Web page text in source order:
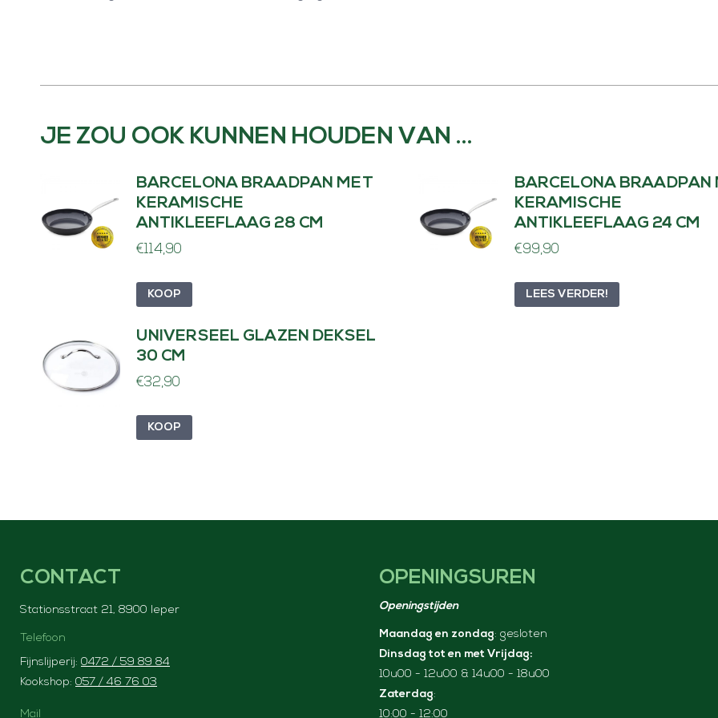
JE ZOU OOK KUNNEN HOUDEN VAN …
BARCELONA BRAADPAN MET
KERAMISCHE
ANTIKLEEFLAAG 28 CM
€114,90
KOOP
BARCELONA BRAADPAN
KERAMISCHE
ANTIKLEEFLAAG 24 CM
€99,90
LEES VERDER!
UNIVERSEEL GLAZEN DEKSEL
30 CM
€32,90
KOOP
CONTACT
Stationsstraat 21, 8900 Ieper
Telefoon
Fijnslijperij: 0472 / 59 89 84
Kookshop: 057 / 46 76 03
Mail
OPENINGSUREN
Openingstijden
Maandag en zondag: gesloten
Dinsdag tot en met Vrijdag:
10u00 - 12u00 & 14u00 - 18u00
Zaterdag:
10:00 - 12:00